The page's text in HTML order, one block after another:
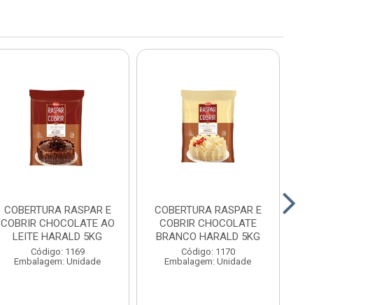
COBERTURA RASPAR E
COBRIR CHOCOLATE AO
LEITE HARALD 5KG
Código: 1169
Embalagem: Unidade
COBERTURA RASPAR E
COBRIR CHOCOLATE
BRANCO HARALD 5KG
Código: 1170
Embalagem: Unidade